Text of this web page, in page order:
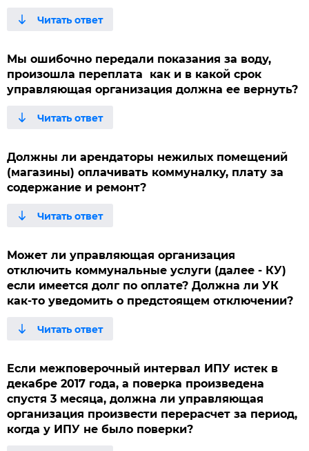
Мы ошибочно передали показания за воду,
произошла переплата как и в какой срок
управляющая организация должна ее вернуть?
Должны ли арендаторы нежилых помещений
(магазины) оплачивать коммуналку, плату за
содержание и ремонт?
Может ли управляющая организация
отключить коммунальные услуги (далее - КУ)
если имеется долг по оплате? Должна ли УК
как-то уведомить о предстоящем отключении?
Если межповерочный интервал ИПУ истек в
декабре 2017 года, а поверка произведена
спустя 3 месяца, должна ли управляющая
организация произвести перерасчет за период,
когда у ИПУ не было поверки?